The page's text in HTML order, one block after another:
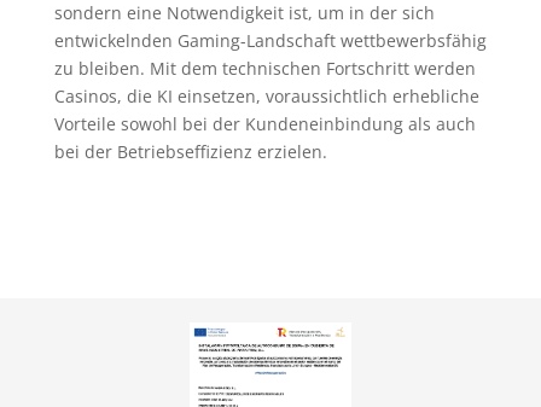
sondern eine Notwendigkeit ist, um in der sich
entwickelnden Gaming-Landschaft wettbewerbsfähig
zu bleiben. Mit dem technischen Fortschritt werden
Casinos, die KI einsetzen, voraussichtlich erhebliche
Vorteile sowohl bei der Kundeneinbindung als auch
bei der Betriebseffizienz erzielen.